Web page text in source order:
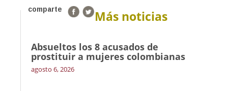
comparte Más noticias
Absueltos los 8 acusados de
prostituir a mujeres colombianas
agosto 6, 2026